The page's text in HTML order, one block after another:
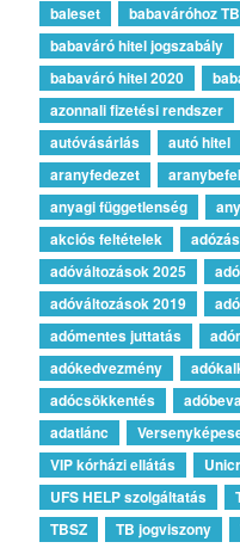
baleset
babaváróhoz
babaváró hitel jogszabály
babaváró hitel 2020
azonnali fizetési rendszer
autóvásárlás
autó hitel
aranyfedezet
anyagi függetlenség
akciós feltételek
adóváltozások 2025
adóváltozások 2019
adómentes juttatás
adókedvezmény
adócsökkentés
adatlánc
VIP kórházi ellátás
UFS HELP szolgáltatás
TBSZ
TB jogviszony